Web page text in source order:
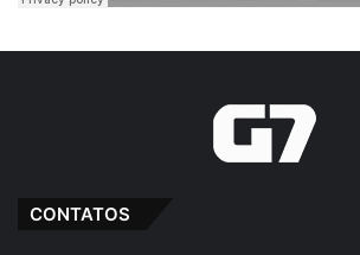
CONTATOS